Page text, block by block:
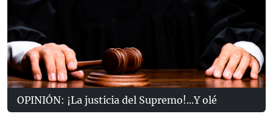
OPINIÓN: ¡La justicia del Supremo!...Y olé